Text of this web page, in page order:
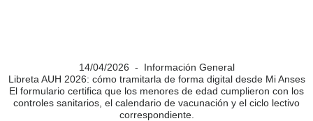
14/04/2026 - Información General
Libreta AUH 2026: cómo tramitarla de forma digital desde Mi Anses
El formulario certifica que los menores de edad cumplieron con los
controles sanitarios, el calendario de vacunación y el ciclo lectivo
correspondiente.